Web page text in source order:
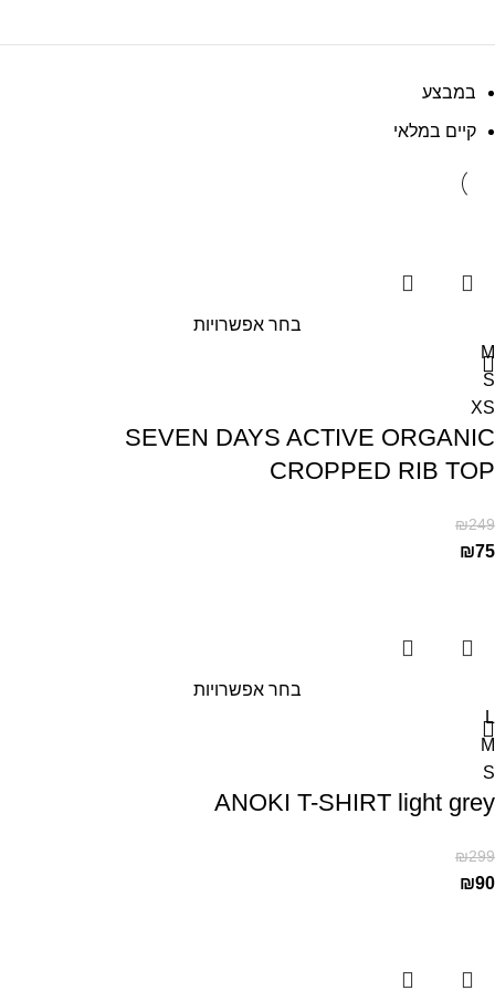
במבצע
קיים במלאי
בחר אפשרויות
M
S
XS
SEVEN DAYS ACTIVE ORGANIC
CROPPED RIB TOP
₪249
₪75
בחר אפשרויות
L
M
S
ANOKI T-SHIRT light grey
₪299
₪90